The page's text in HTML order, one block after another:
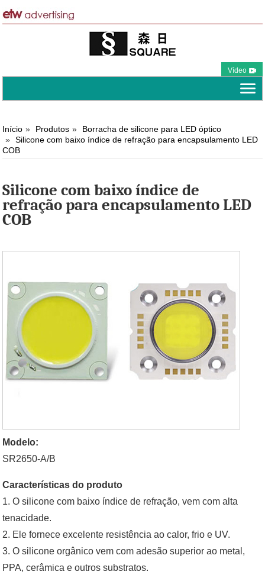
Vídeo
Início Produtos
Borracha de silicone para LED óptico
Silicone com baixo índice de refração para encapsulamento LED
COB
Silicone com baixo índice de
refração para encapsulamento LED
COB
Modelo:
SR2650-A/B
Características do produto
1. O silicone com baixo índice de refração, vem com alta
tenacidade.
2. Ele fornece excelente resistência ao calor, frio e UV.
3. O silicone orgânico vem com adesão superior ao metal,
PPA, cerâmica e outros substratos.